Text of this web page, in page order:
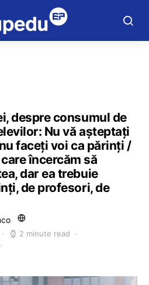
despre consumul de
Nu vă așteptați
faceți voi ca părinți /
încercăm să
dar ea trebuie
de profesori, de
2 minute read